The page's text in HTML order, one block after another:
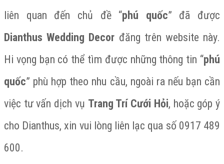
liên quan đến chủ đề “phú quốc” đã được
Dianthus Wedding Decor đăng trên website này.
Hi vọng bạn có thể tìm được những thông tin “phú
quốc” phù hợp theo nhu cầu, ngoài ra nếu bạn cần
việc tư vấn dịch vụ Trang Trí Cưới Hỏi, hoặc góp ý
cho Dianthus, xin vui lòng liên lạc qua số 0917 489
600.